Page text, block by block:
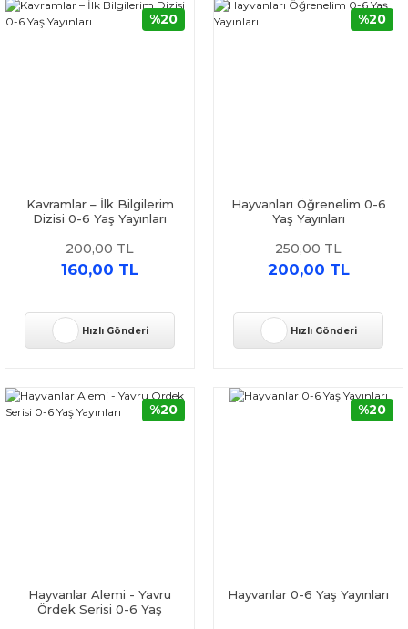
Kavramlar – İlk Bilgilerim
Dizisi 0-6 Yaş Yayınları
200,00 TL
160,00 TL
%20
Hızlı Gönderi
Hayvanları Öğrenelim 0-6
Yaş Yayınları
250,00 TL
200,00 TL
%20
Hızlı Gönderi
Hayvanlar Alemi - Yavru
Ördek Serisi 0-6 Yaş
%20
Hayvanlar 0-6 Yaş Yayınları
%20